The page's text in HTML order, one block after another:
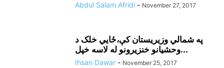
Abdul Salam Afridi - November 27, 2017
په شمالي وزيريستان کې،ځايي خلک د
وحشيانو خنزيرونو له لاسه خپل...
Ihsan Dawar - November 25, 2017